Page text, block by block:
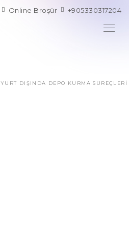
Online Broşür +905330317204
YURT DIŞINDA DEPO KURMA